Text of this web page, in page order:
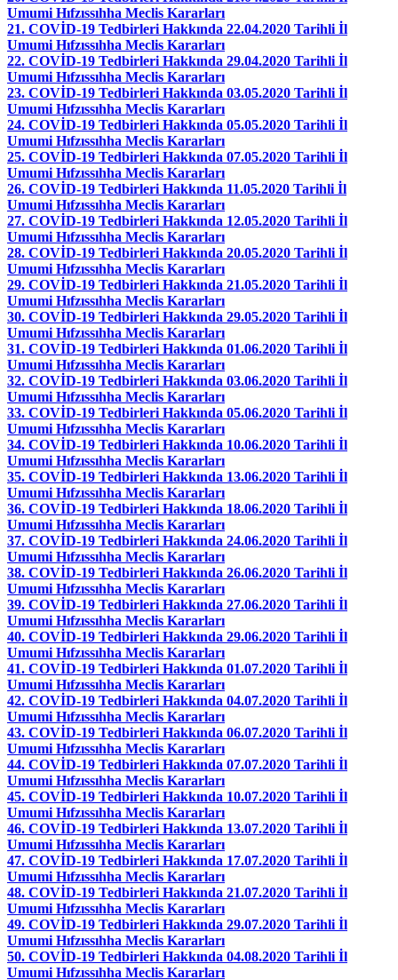
Umumi Hıfzıssıhha Meclis Kararları
21. COVİD-19 Tedbirleri Hakkında 22.04.2020 Tarihli İl
Umumi Hıfzıssıhha Meclis Kararları
22. COVİD-19 Tedbirleri Hakkında 29.04.2020 Tarihli İl
Umumi Hıfzıssıhha Meclis Kararları
23. COVİD-19 Tedbirleri Hakkında 03.05.2020 Tarihli İl
Umumi Hıfzıssıhha Meclis Kararları
24. COVİD-19 Tedbirleri Hakkında 05.05.2020 Tarihli İl
Umumi Hıfzıssıhha Meclis Kararları
25. COVİD-19 Tedbirleri Hakkında 07.05.2020 Tarihli İl
Umumi Hıfzıssıhha Meclis Kararları
26. COVİD-19 Tedbirleri Hakkında 11.05.2020 Tarihli İl
Umumi Hıfzıssıhha Meclis Kararları
27. COVİD-19 Tedbirleri Hakkında 12.05.2020 Tarihli İl
Umumi Hıfzıssıhha Meclis Kararları
28. COVİD-19 Tedbirleri Hakkında 20.05.2020 Tarihli İl
Umumi Hıfzıssıhha Meclis Kararları
29. COVİD-19 Tedbirleri Hakkında 21.05.2020 Tarihli İl
Umumi Hıfzıssıhha Meclis Kararları
30. COVİD-19 Tedbirleri Hakkında 29.05.2020 Tarihli İl
Umumi Hıfzıssıhha Meclis Kararları
31. COVİD-19 Tedbirleri Hakkında 01.06.2020 Tarihli İl
Umumi Hıfzıssıhha Meclis Kararları
32. COVİD-19 Tedbirleri Hakkında 03.06.2020 Tarihli İl
Umumi Hıfzıssıhha Meclis Kararları
33. COVİD-19 Tedbirleri Hakkında 05.06.2020 Tarihli İl
Umumi Hıfzıssıhha Meclis Kararları
34. COVİD-19 Tedbirleri Hakkında 10.06.2020 Tarihli İl
Umumi Hıfzıssıhha Meclis Kararları
35. COVİD-19 Tedbirleri Hakkında 13.06.2020 Tarihli İl
Umumi Hıfzıssıhha Meclis Kararları
36. COVİD-19 Tedbirleri Hakkında 18.06.2020 Tarihli İl
Umumi Hıfzıssıhha Meclis Kararları
37. COVİD-19 Tedbirleri Hakkında 24.06.2020 Tarihli İl
Umumi Hıfzıssıhha Meclis Kararları
38. COVİD-19 Tedbirleri Hakkında 26.06.2020 Tarihli İl
Umumi Hıfzıssıhha Meclis Kararları
39. COVİD-19 Tedbirleri Hakkında 27.06.2020 Tarihli İl
Umumi Hıfzıssıhha Meclis Kararları
40. COVİD-19 Tedbirleri Hakkında 29.06.2020 Tarihli İl
Umumi Hıfzıssıhha Meclis Kararları
41. COVİD-19 Tedbirleri Hakkında 01.07.2020 Tarihli İl
Umumi Hıfzıssıhha Meclis Kararları
42. COVİD-19 Tedbirleri Hakkında 04.07.2020 Tarihli İl
Umumi Hıfzıssıhha Meclis Kararları
43. COVİD-19 Tedbirleri Hakkında 06.07.2020 Tarihli İl
Umumi Hıfzıssıhha Meclis Kararları
44. COVİD-19 Tedbirleri Hakkında 07.07.2020 Tarihli İl
Umumi Hıfzıssıhha Meclis Kararları
45. COVİD-19 Tedbirleri Hakkında 10.07.2020 Tarihli İl
Umumi Hıfzıssıhha Meclis Kararları
46. COVİD-19 Tedbirleri Hakkında 13.07.2020 Tarihli İl
Umumi Hıfzıssıhha Meclis Kararları
47. COVİD-19 Tedbirleri Hakkında 17.07.2020 Tarihli İl
Umumi Hıfzıssıhha Meclis Kararları
48. COVİD-19 Tedbirleri Hakkında 21.07.2020 Tarihli İl
Umumi Hıfzıssıhha Meclis Kararları
49. COVİD-19 Tedbirleri Hakkında 29.07.2020 Tarihli İl
Umumi Hıfzıssıhha Meclis Kararları
50. COVİD-19 Tedbirleri Hakkında 04.08.2020 Tarihli İl
Umumi Hıfzıssıhha Meclis Kararları